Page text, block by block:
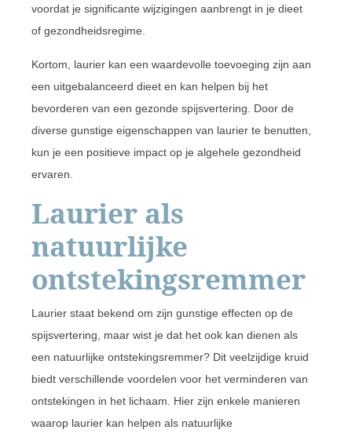
voordat je significante wijzigingen aanbrengt in je dieet
of gezondheidsregime.
Kortom, laurier kan een waardevolle toevoeging zijn aan
een uitgebalanceerd dieet en kan helpen bij het
bevorderen van een gezonde spijsvertering. Door de
diverse gunstige eigenschappen van laurier te benutten,
kun je een positieve impact op je algehele gezondheid
ervaren.
Laurier als
natuurlijke
ontstekingsremmer
Laurier staat bekend om zijn gunstige effecten op de
spijsvertering, maar wist je dat het ook kan dienen als
een natuurlijke ontstekingsremmer? Dit veelzijdige kruid
biedt verschillende voordelen voor het verminderen van
ontstekingen in het lichaam. Hier zijn enkele manieren
waarop laurier kan helpen als natuurlijke